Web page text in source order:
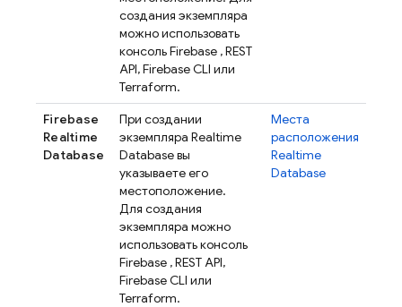
создания экземпляра
можно использовать
консольFirebase , REST
API,FirebaseCLI или
Terraform.
Firebase
Realtime
Database
При создании
экземпляра Realtime
Databaseвы
указываете его
местоположение.
Для создания
экземпляра можно
использовать консоль
Firebase , REST API,
FirebaseCLI или
Terraform.
Места
расположения
Realtime
Database